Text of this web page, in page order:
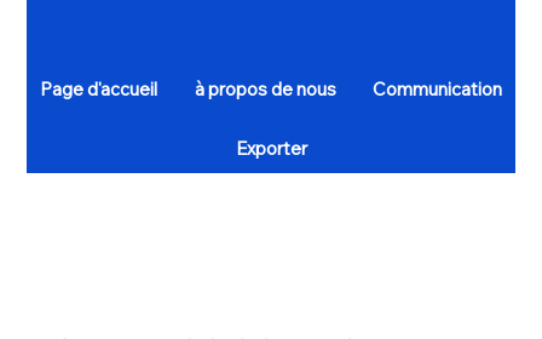
Page d'accueil à propos de nous Communication
Exporter